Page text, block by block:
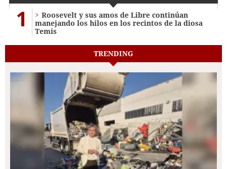
1
Roosevelt y sus amos de Libre continúan
manejando los hilos en los recintos de la diosa
Temis
TRENDING